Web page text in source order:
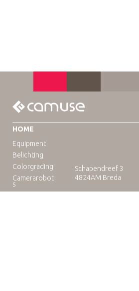
HOME
Equipment
Belichting
Colorgrading
Camerarobot
s
Schapendreef 3
4824AM Breda